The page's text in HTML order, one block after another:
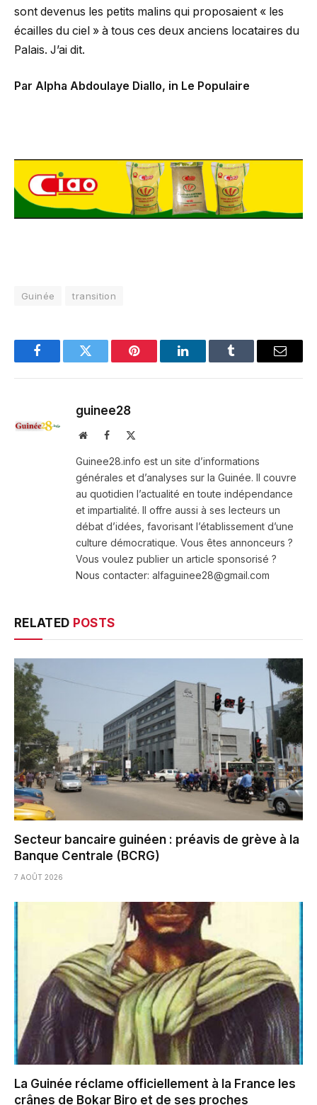
sont devenus les petits malins qui proposaient « les
écailles du ciel » à tous ces deux anciens locataires du
Palais. J’ai dit.
Par Alpha Abdoulaye Diallo, in Le Populaire
Guinée transition
FacebookTwitter Pinterest LinkedInTumblr Email
guinee28
WebsiteFacebook
Guinee28.info est un site d’informations
générales et d’analyses sur la Guinée. Il couvre
au quotidien l’actualité en toute indépendance
et impartialité. Il offre aussi à ses lecteurs un
débat d’idées, favorisant l’établissement d’une
culture démocratique. Vous êtes annonceurs ?
Vous voulez publier un article sponsorisé ?
Nous contacter: alfaguinee28@gmail.com
RELATED POSTS
Secteur bancaire guinéen : préavis de grève à la
Banque Centrale (BCRG)
7 AOÛT 2026
La Guinée réclame officiellement à la France les
crânes de Bokar Biro et de ses proches